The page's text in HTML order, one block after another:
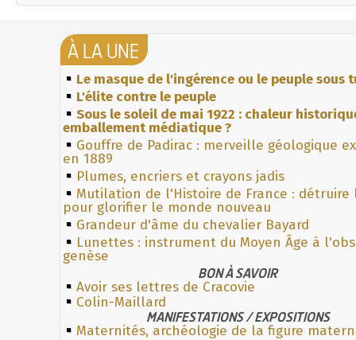
À LA UNE
Le masque de l'ingérence ou le peuple sous
L'élite contre le peuple
Sous le soleil de mai 1922 : chaleur
emballement médiatique ?
Gouffre de Padirac : merveille géologique
en 1889
Plumes, encriers et crayons jadis
Mutilation de l'Histoire de France : détruire
pour glorifier le monde nouveau
Grandeur d'âme du chevalier Bayard
Lunettes : instrument du Moyen Âge à
genèse
BON À SAVOIR
Avoir ses lettres de Cracovie
Colin-Maillard
MANIFESTATIONS / EXPOSITIONS
Maternités, archéologie de la figure